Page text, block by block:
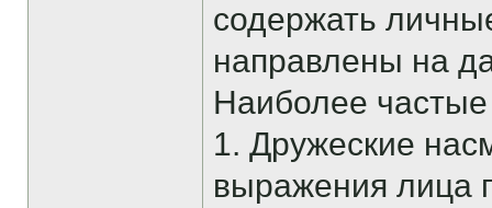
содержать
направлены на
Наиболее
1. Дружеские
выражения лица